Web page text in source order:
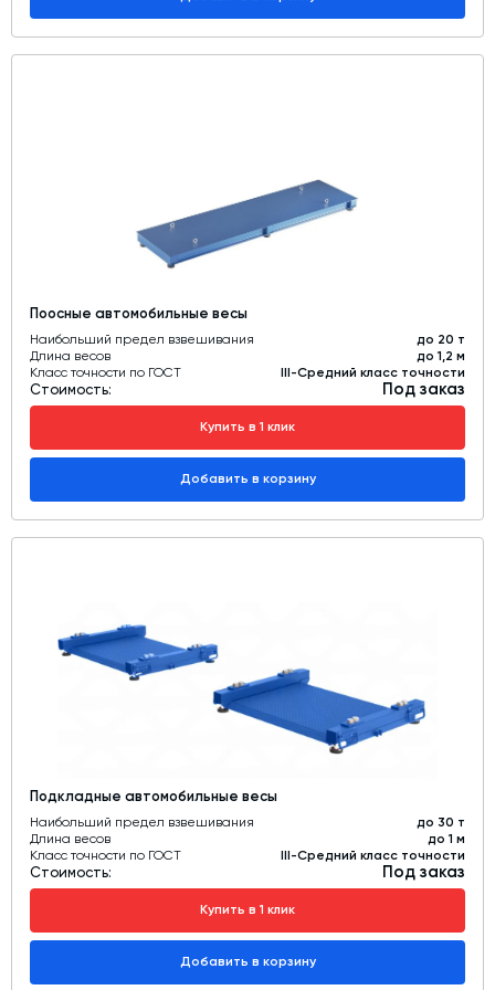
Поосные автомобильные весы
Наибольший предел взвешивания
до 20 т
Длина весов
до 1,2 м
Класс точности по ГОСТ
III-Средний класс точности
Стоимость: Под заказ
Купить в 1 клик
Добавить в корзину
Подкладные автомобильные весы
Наибольший предел взвешивания
до 30 т
Длина весов
до 1 м
Класс точности по ГОСТ
III-Средний класс точности
Стоимость: Под заказ
Купить в 1 клик
Добавить в корзину